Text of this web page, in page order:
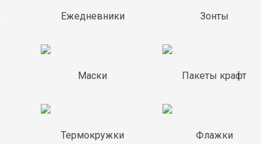
Ежедневники Зонты
Маски Пакеты крафт
Термокружки Флажки